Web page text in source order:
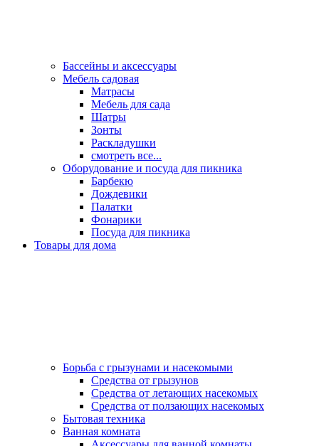
Бассейны и аксессуары
Мебель садовая
Матрасы
Мебель для сада
Шатры
Зонты
Раскладушки
смотреть все...
Оборудование и посуда для пикника
Барбекю
Дождевики
Палатки
Фонарики
Посуда для пикника
Товары для дома
Борьба с грызунами и насекомыми
Средства от грызунов
Средства от летающих насекомых
Средства от ползающих насекомых
Бытовая техника
Ванная комната